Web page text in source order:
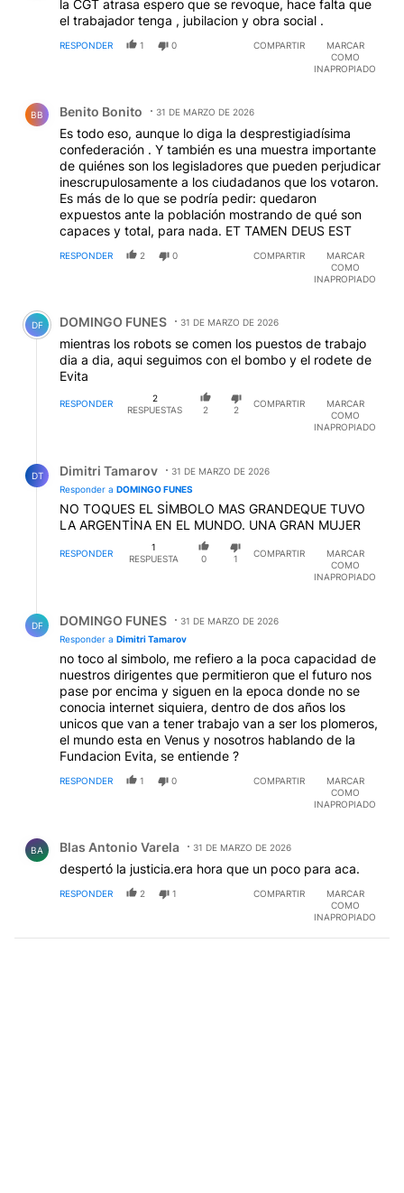
la CGT atrasa espero que se revoque, hace falta que
el trabajador tenga , jubilacion y obra social .
RESPONDER 1 0 COMPARTIR
MARCAR
COMO
INAPROPIADO
BB Benito Bonito 31 DE MARZO DE 2026
Es todo eso, aunque lo diga la desprestigiadísima
confederación . Y también es una muestra importante
de quiénes son los legisladores que pueden perjudicar
inescrupulosamente a los ciudadanos que los votaron.
Es más de lo que se podría pedir: quedaron
expuestos ante la población mostrando de qué son
capaces y total, para nada. ET TAMEN DEUS EST
RESPONDER 2 0 COMPARTIR
MARCAR
COMO
INAPROPIADO
Comentario de DOMINGO FUNES.
DF DOMINGO FUNES 31 DE MARZO DE 2026
mientras los robots se comen los puestos de trabajo
dia a dia, aqui seguimos con el bombo y el rodete de
Evita
RESPONDER
2
RESPUESTAS
2 2
COMPARTIR
MARCAR
COMO
INAPROPIADO
DT Dimitri Tamarov
31 DE MARZO DE 2026
Responder a DOMINGO FUNES
NO TOQUES EL SİMBOLO MAS GRANDEQUE TUVO
LA ARGENTİNA EN EL MUNDO. UNA GRAN MUJER
RESPONDER
1
RESPUESTA
0 1
COMPARTIR
MARCAR
COMO
INAPROPIADO
DF DOMINGO FUNES
31 DE MARZO DE 2026
Responder a Dimitri Tamarov
no toco al simbolo, me refiero a la poca capacidad de
nuestros dirigentes que permitieron que el futuro nos
pase por encima y siguen en la epoca donde no se
conocia internet siquiera, dentro de dos años los
unicos que van a tener trabajo van a ser los plomeros,
el mundo esta en Venus y nosotros hablando de la
Fundacion Evita, se entiende ?
RESPONDER 1 0 COMPARTIR
MARCAR
COMO
INAPROPIADO
BA Blas Antonio Varela 31 DE MARZO DE 2026
despertó la justicia.era hora que un poco para aca.
RESPONDER 2 1 COMPARTIR
MARCAR
COMO
INAPROPIADO